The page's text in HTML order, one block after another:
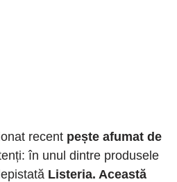
recent pește afumat de
în unul dintre produsele
Listeria. Această